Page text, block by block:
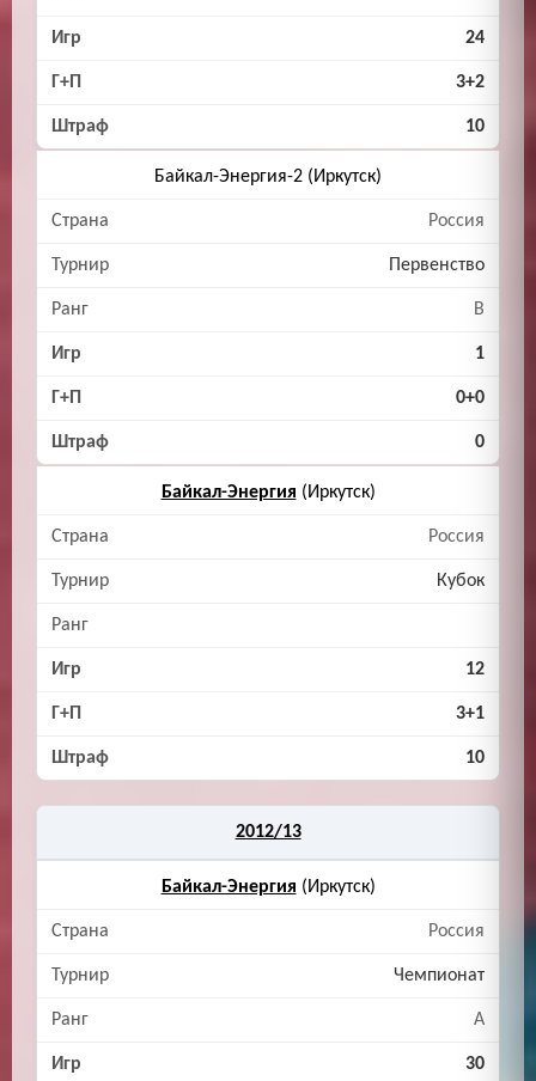
24
3+2
10
Байкал-Энергия-2 (Иркутск)
Россия
Первенство
B
1
0+0
0
Байкал-Энергия (Иркутск)
Россия
Кубок
12
3+1
10
2012/13
Байкал-Энергия (Иркутск)
Россия
Чемпионат
A
30